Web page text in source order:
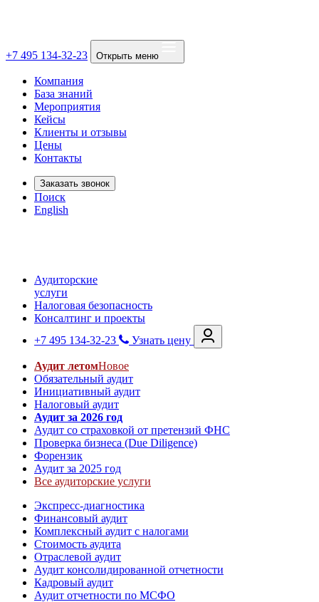
+7 495 134-32-23 Открыть меню
Компания
База знаний
Мероприятия
Кейсы
Клиенты и отзывы
Цены
Контакты
Заказать звонок
Поиск
English
Аудиторские
услуги
Налоговая безопасность
Консалтинг и проекты
+7 495 134-32-23
Узнать цену
Аудит летомНовое
Обязательный аудит
Инициативный аудит
Налоговый аудит
Аудит за 2026 год
Аудит со страховкой от претензий ФНС
Проверка бизнеса (Due Diligence)
Форензик
Аудит за 2025 год
Все аудиторские услуги
Экспресс-диагностика
Финансовый аудит
Комплексный аудит с налогами
Стоимость аудита
Отраслевой аудит
Аудит консолидированной отчетности
Кадровый аудит
Аудит отчетности по МСФО